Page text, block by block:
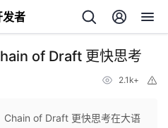
发者
of Draft 更快思考
2.1k+
Chain of Draft 更快思考在大语